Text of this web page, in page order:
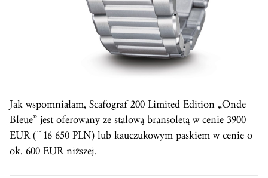
Jak wspomniałam, Scafograf 200 Limited Edition „Onde
Bleue” jest oferowany ze stalową bransoletą w cenie 3900
EUR (~16 650 PLN) lub kauczukowym paskiem w cenie o
ok. 600 EUR niższej.